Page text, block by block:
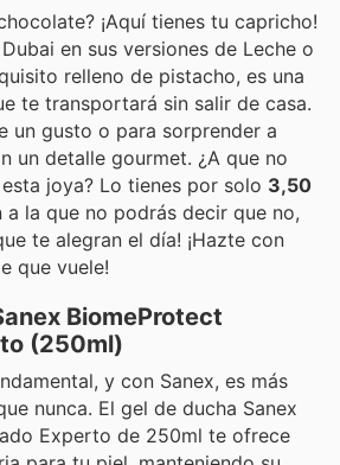
¡Aquí tienes tu capricho!
en sus versiones de Leche o
relleno de pistacho, es una
te transportará sin salir de casa.
un gusto o para sorprender a
un detalle gourmet. ¿A que no
joya? Lo tienes por solo 3,50
a la que no podrás decir que no,
te alegran el día! ¡Hazte con
que vuele!
BiomeProtect
(250ml)
y con Sanex, es más
nunca. El gel de ducha Sanex
Experto de 250ml te ofrece